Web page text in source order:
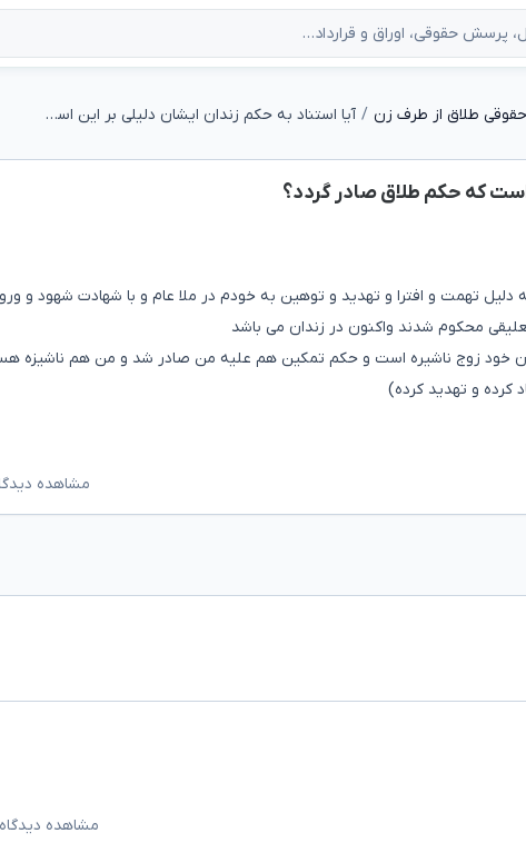
طلاق از طرف زن آیا استناد به حکم زندان ایشان دلیلی بر این است که حکم طلاق صادر گردد؟
است که حکم طلاق صادر گردد؟
به دلیل تهمت و افترا و تهدید و توهین به خودم در ملا عام و با شهادت شهود و
خود زوج ناشیره است و حکم تمکین هم علیه من صادر شد و من هم ناشیزه
کرده و تهدید کرده)
مشاهده
مشاهده